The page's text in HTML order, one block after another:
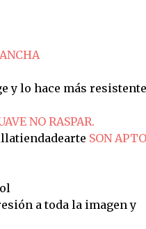
y lo hace más
NO RASPAR.
SON
a toda la imagen y